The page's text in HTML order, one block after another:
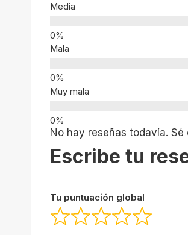
Media
Mala
Muy mala
No hay reseñas todavía.
Escribe tu
Tu puntuación global